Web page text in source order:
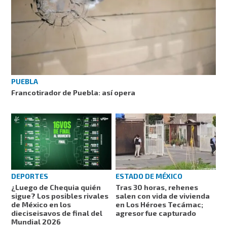
PUEBLA
Francotirador de Puebla: así opera
DEPORTES
¿Luego de Chequia quién
sigue? Los posibles rivales
de México en los
dieciseisavos de final del
Mundial 2026
ESTADO DE MÉXICO
Tras 30 horas, rehenes
salen con vida de vivienda
en Los Héroes Tecámac;
agresor fue capturado